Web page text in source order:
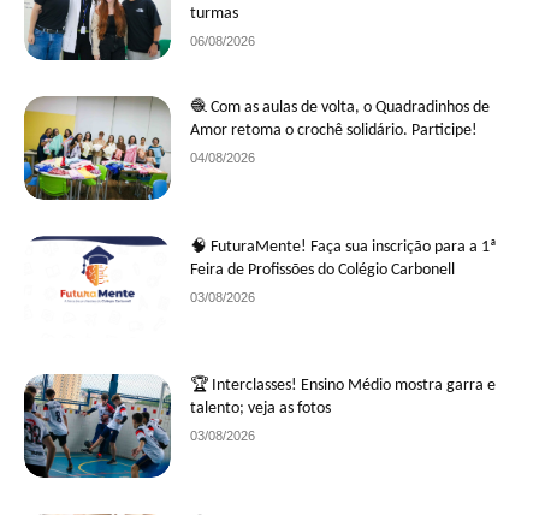
turmas
06/08/2026
🧶 Com as aulas de volta, o Quadradinhos de
Amor retoma o crochê solidário. Participe!
04/08/2026
🧠 FuturaMente! Faça sua inscrição para a 1ª
Feira de Profissões do Colégio Carbonell
03/08/2026
🏆 Interclasses! Ensino Médio mostra garra e
talento; veja as fotos
03/08/2026